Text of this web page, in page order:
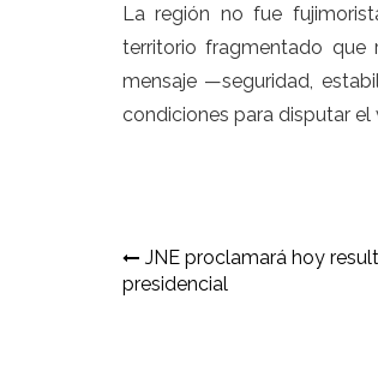
La región no fue
territorio fragmentado que
mensaje —seguridad,
condiciones para disputar
Navegación
de
JNE proclamará hoy
presidencial